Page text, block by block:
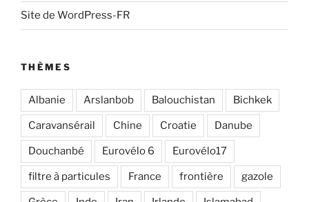
Site de WordPress-FR
THÈMES
Albanie Arslanbob Balouchistan Bichkek
Caravansérail Chine Croatie Danube
Douchanbé Eurovélo 6 Eurovélo17
filtre à particules France frontière gazole